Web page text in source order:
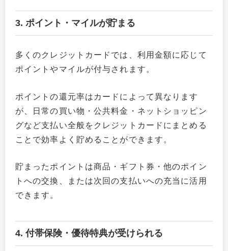
3. ポイント・マイルが貯まる
多くのクレジットカードでは、利用金額に応じて
ポイントやマイルが付与されます。
ポイントの還元率はカードによって異なります
が、日常の買い物・公共料金・ネットショッピン
グなど支払い全般をクレジットカードにまとめる
ことで効率よく貯めることができます。
貯まったポイントは商品・ギフト券・他のポイン
トへの交換、または次回の支払いへの充当に活用
できます。
4. 付帯保険・優待特典が受けられる